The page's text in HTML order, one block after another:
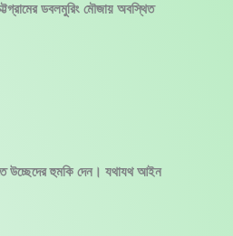
ডবলমুরিং মৌজায় অবস্থিত
উচ্ছেদের হুমকি দেন। যথাযথ আইন